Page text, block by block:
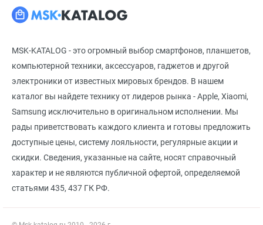
MSK-KATALOG - это огромный выбор смартфонов, планшетов,
компьютерной техники, аксессуаров, гаджетов и другой
электроники от известных мировых брендов. В нашем
каталог вы найдете технику от лидеров рынка - Apple, Xiaomi,
Samsung исключительно в оригинальном исполнении. Мы
рады приветствовать каждого клиента и готовы предложить
доступные цены, систему лояльности, регулярные акции и
скидки. Сведения, указанные на сайте, носят справочный
характер и не являются публичной офертой, определяемой
статьями 435, 437 ГК РФ.